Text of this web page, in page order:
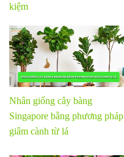
kiệm
Nhân giống cây bàng
Singapore bằng phương pháp
giâm cành từ lá